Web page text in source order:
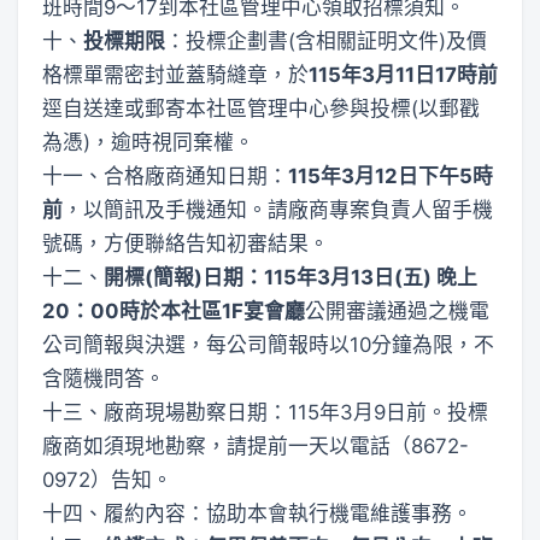
班時間9～17到本社區管理中心領取招標須知。
十、 投標期限 ：投標企劃書(含相關証明文件)及價
格標單需密封並蓋騎縫章，於115年3月11日17時前
逕自送達或郵寄本社區管理中心參與投標(以郵戳
為憑)，逾時視同棄權。
十一、合格廠商通知日期： 115年3月12日下午5時
前 ，以簡訊及手機通知。請廠商專案負責人留手機
號碼，方便聯絡告知初審結果。
十二、 開標(簡報)日期： 115年3月13日(五) 晚上
20：00時於本社區1F宴會廳公開審議通過之機電
公司簡報與決選，每公司簡報時以10分鐘為限，不
含隨機問答。
十三、廠商現場勘察日期：115年3月9日前。投標
廠商如須現地勘察，請提前一天以電話（8672-
0972）告知。
十四、履約內容：協助本會執行機電維護事務。